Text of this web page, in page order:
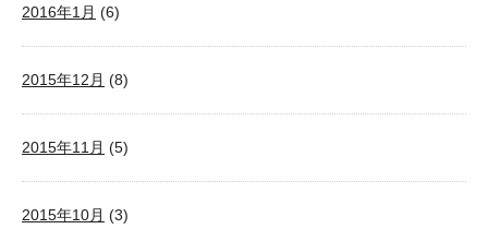
2016年1月 (6)
2015年12月 (8)
2015年11月 (5)
2015年10月 (3)